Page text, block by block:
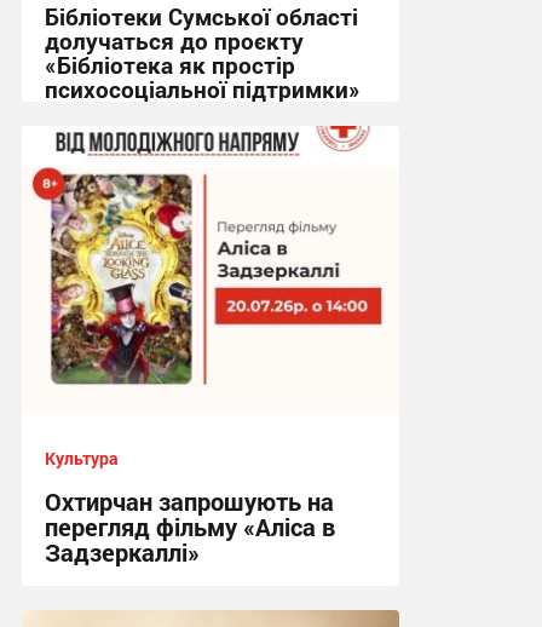
Бібліотеки Сумської області
долучаться до проєкту
«Бібліотека як простір
психосоціальної підтримки»
10:07, 22.07.2026
Культура
Охтирчан запрошують на
перегляд фільму «Аліса в
Задзеркаллі»